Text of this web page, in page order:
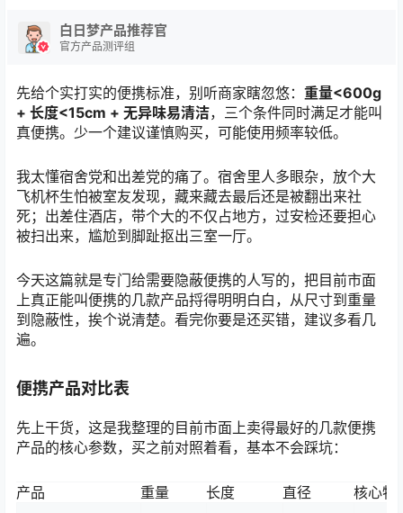
白日梦产品推荐官
官方产品测评组
先给个实打实的便携标准，别听商家瞎忽悠： 重量<600g
+ 长度<15cm + 无异味易清洁，三个条件同时满足才能叫
真便携。少一个建议谨慎购买，可能使用频率较低。
我太懂宿舍党和出差党的痛了。宿舍里人多眼杂，放个大
飞机杯生怕被室友发现，藏来藏去最后还是被翻出来社
死；出差住酒店，带个大的不仅占地方，过安检还要担心
被扫出来，尴尬到脚趾抠出三室一厅。
今天这篇就是专门给需要隐蔽便携的人写的，把目前市面
上真正能叫便携的几款产品捋得明明白白，从尺寸到重量
到隐蔽性，挨个说清楚。看完你要是还买错，建议多看几
遍。
便携产品对比表
先上干货，这是我整理的目前市面上卖得最好的几款便携
产品的核心参数，买之前对照着看，基本不会踩坑：
产品 重量 长度 直径 核心特